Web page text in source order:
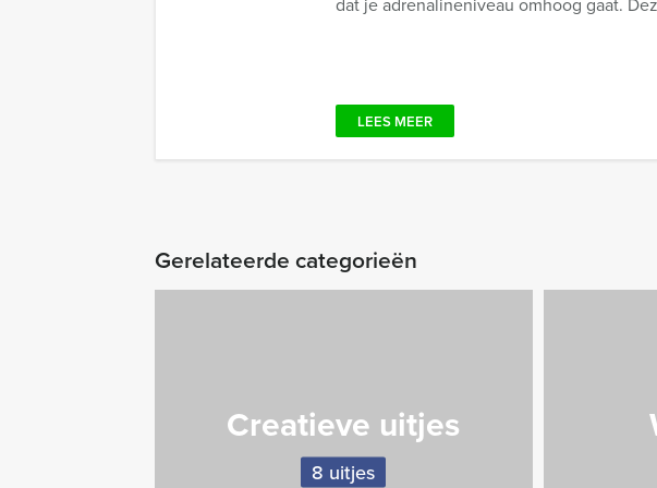
LEES MEER
Gerelateerde categorieën
Creatieve uitjes
8 uitjes